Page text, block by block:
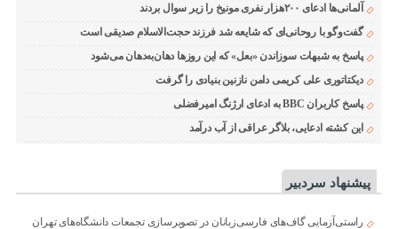
آلمانی‌ها ادعای ۲۰۰هزار نفری مونیخ را زیر سوال بردند
گفت‌وگو با روحانی‌ای که شایعه شد فرزند حجت‌الاسلام صدیقی است
پاسخ به شبهات سوزاندن «بعل» که این روزها دهان‌به‌دهان می‌شود
دیکتاتوری علی کریمی دامن نازنین بنیادی را گرفت
پاسخ کاربران BBC به ادعای ارژنگ امیرفضلی
این کشته ادعایی، بلاگر عراقی از آب درآمد
پیشنهاد سردبیر
راستی‌آزمایی گاف‌های فارسی‌زبانان در تصویرسازی تجمعات دانشگاه‌های تهران